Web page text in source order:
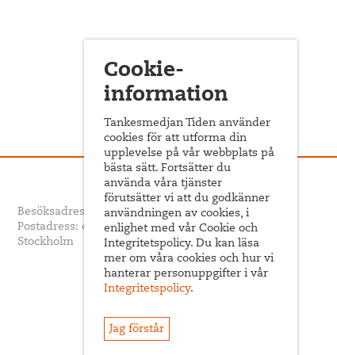
Besöksadress: Sveavägen 68
Postadress: c/o ABF Box 522, 101 30
Stockholm
Cookie-
information
Tankesmedjan Tiden använder
cookies för att utforma din
upplevelse på vår webbplats på
bästa sätt. Fortsätter du
använda våra tjänster
förutsätter vi att du godkänner
användningen av cookies, i
enlighet med vår Cookie och
Integritetspolicy. Du kan läsa
mer om våra cookies och hur vi
hanterar personuppgifter i vår
Integritetspolicy.
Jag förstår